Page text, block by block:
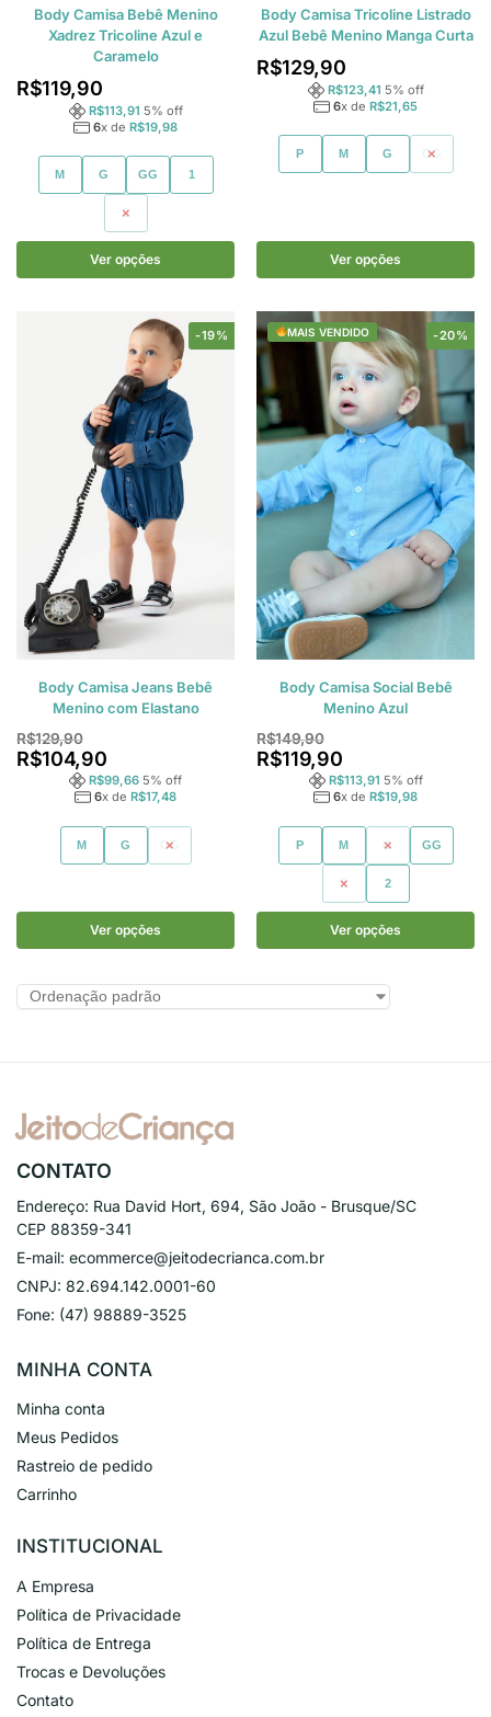
Body Camisa Bebê Menino
Xadrez Tricoline Azul e
Caramelo
R$119,90
R$113,91 5% off
6x de R$19,98
M G GG 1
2
Ver opções
Body Camisa Tricoline Listrado
Azul Bebê Menino Manga Curta
R$129,90
R$123,41 5% off
6x de R$21,65
P M G GG
Ver opções
-19%
Body Camisa Jeans Bebê
Menino com Elastano
R$129,90
R$104,90
R$99,66 5% off
6x de R$17,48
M G GG
Ver opções
-20%
MAIS VENDIDO
Body Camisa Social Bebê
Menino Azul
R$149,90
R$119,90
R$113,91 5% off
6x de R$19,98
P M G GG
1 2
Ver opções
CONTATO
Endereço: Rua David Hort, 694, São João - Brusque/SC
CEP 88359-341
E-mail: ecommerce@jeitodecrianca.com.br
CNPJ: 82.694.142.0001-60
Fone: (47) 98889-3525
MINHA CONTA
Minha conta
Meus Pedidos
Rastreio de pedido
Carrinho
INSTITUCIONAL
A Empresa
Política de Privacidade
Política de Entrega
Trocas e Devoluções
Contato